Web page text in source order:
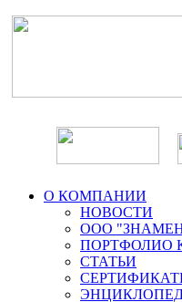
О КОМПАНИИ
НОВОСТИ
ООО
ПОРТФОЛИО
СТАТЬИ